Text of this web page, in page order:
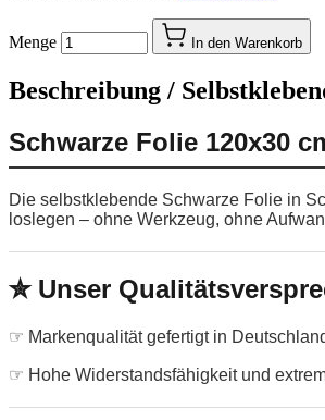
Menge In den Warenkorb
Beschreibung /
Schwarze Folie 120x30
Die selbstklebende Schwarze Folie in
loslegen – ohne Werkzeug, ohne
✮ Unser
☞ Markenqualität gefertigt in
☞ Hohe Widerstandsfähigkeit und